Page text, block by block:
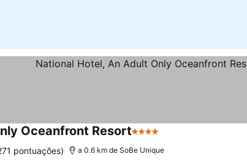
Oceanfront Resort4 Estrelas
pontuações) a 0.6 km de SoBe Unique